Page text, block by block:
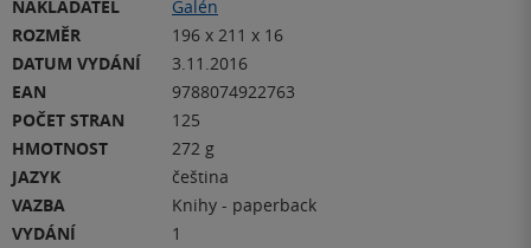
NAKLADATEL
Galén
ROZMĚR
196 x 211 x 16
DATUM VYDÁNÍ
3.11.2016
EAN
9788074922763
POČET STRAN
125
HMOTNOST
272 g
JAZYK
čeština
VAZBA
Knihy - paperback
VYDÁNÍ
1